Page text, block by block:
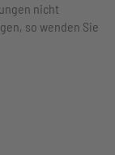
nicht
so wenden Sie